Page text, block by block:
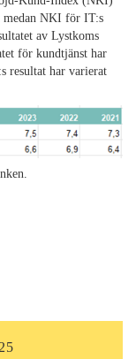
medan NKI för IT:s
av Lystkoms
för kundtjänst har
resultat har varierat